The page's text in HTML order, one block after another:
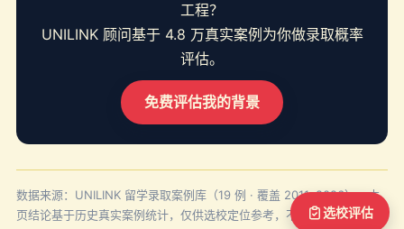
工程？
UNILINK 顾问基于 4.8 万真实案例为你做录取概率
评估。
免费评估我的背景
数据来源：UNILINK 留学录取案例库（19 例 · 覆盖 2011–2026）。本
页结论基于历史真实案例统计，仅供选校定位参考，不构成录取承诺。
选校评估